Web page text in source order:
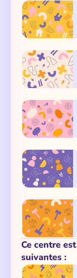
Ce centre
suivantes :